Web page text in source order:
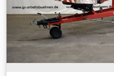
Productsoort: Gebruikt
werkhoogte: 18,05 m
reikwijdte: 11,10 m
Platformafmetingen LxB: 1,40
eindeloos Totale afmetingen
Transportafmetingen LxBxH:
Afstempelbreedte beide